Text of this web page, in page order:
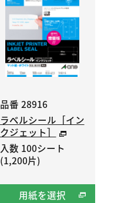
品番 28916
ラベルシール［イン
クジェット］
入数 100シート
(1,200片)
用紙を選択